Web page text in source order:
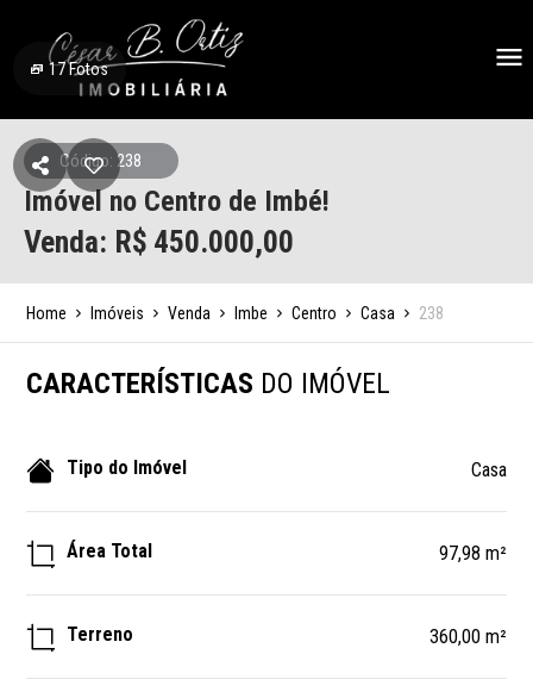
17Fotos
Código: 238
Imóvel no Centro de Imbé!
Venda: R$ 450.000,00
Home Imóveis Venda Imbe Centro Casa 238
CARACTERÍSTICAS DO IMÓVEL
Tipo do Imóvel Casa
Área Total 97,98 m²
Terreno 360,00 m²